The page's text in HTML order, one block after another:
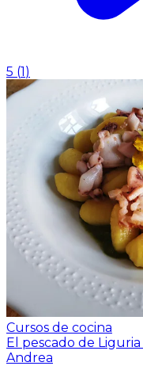
5 (1)
Cursos de cocina
El pescado de
Andrea